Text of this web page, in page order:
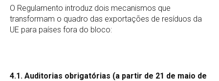
O Regulamento introduz dois mecanismos que
transformam o quadro das exportações de resíduos da
UE para países fora do bloco:
4.1. Auditorias obrigatórias (a partir de 21 de maio de